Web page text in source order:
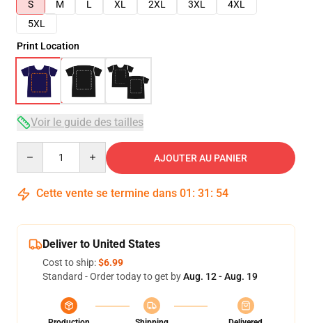
S
M L XL 2XL 3XL
4XL
5XL
Print Location
Voir le guide des tailles
AJOUTER AU PANIER
Cette vente se termine dans 01 : 31 : 53
Deliver to United States
Cost to ship:$6.99
Standard - Order today to get byAug. 12 - Aug. 19